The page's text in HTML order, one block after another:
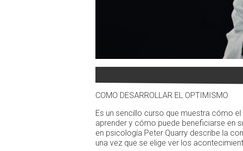
COMO DESARROLLAR EL OPTIMISMO
Es un sencillo curso que muestra cómo
aprender y cómo puede beneficiarse en
en psicología Peter Quarry describe la
una vez que se elige ver los